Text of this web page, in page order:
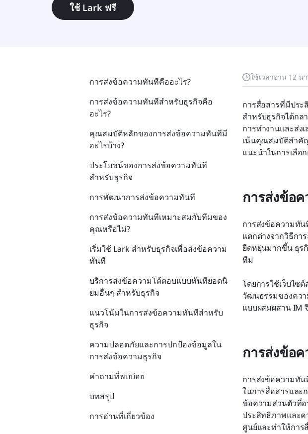
ใช้ Lark ฟรี
ใช้เวลาอ่าน 12 น
การสื่อสารที่มีประ
สำหรับธุรกิจได้กล
การทำงานและส่ง
เน้นคุณสมบัติสำคั
แนะนำในการเลื
การส่งข้อ
การส่งข้อความทัน
แตกต่างจากวิธีกา
ยืดหยุ่นมากขึ้น ธุร
ทีม
โดยการใช้เว็บไซ
วัฒนธรรมของควา
แบบผสมผสาน IM
การส่งข้อ
การส่งข้อความทัน
ในการสื่อสารและ
ข้อความส่วนตัวที่
ประสิทธิภาพและ
ศูนย์และทำให้การ
การส่งข้อความทันทีคืออะไร?
การส่งข้อความทันทีสำหรับธุรกิจคือ
อะไร?
คุณสมบัติหลักของการส่งข้อความทันทีมี
อะไรบ้าง?
ประโยชน์ของการส่งข้อความทันที
สำหรับธุรกิจ
การพัฒนาการส่งข้อความทันที
การส่งข้อความทันทีเหมาะสมกับทีมของ
คุณหรือไม่?
เริ่มใช้ Lark สำหรับธุรกิจเพื่อส่งข้อความ
ทันที
บริการส่งข้อความโต้ตอบแบบทันทียอดนิ
ยมอื่นๆ สำหรับธุรกิจ
แนวโน้มในการส่งข้อความทันทีสำหรับ
ธุรกิจ
ความปลอดภัยและการปกป้องข้อมูลใน
การส่งข้อความธุรกิจ
คำถามที่พบบ่อย
บทสรุป
การอ่านที่เกี่ยวข้อง